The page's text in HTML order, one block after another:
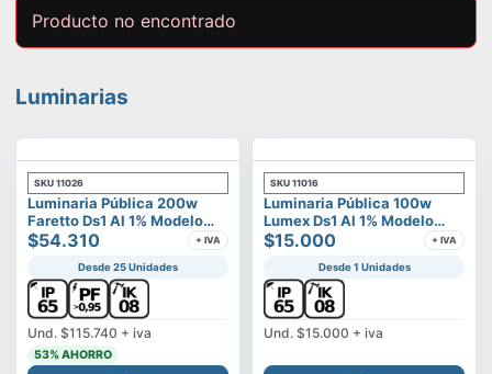
Producto no encontrado
Luminarias
SKU 11026
Luminaria Pública 200w
Faretto Ds1 Al 1% Modelo
Calisto
$54.310 + IVA
Desde 25 Unidades
Und. $115.740 + iva
53% AHORRO
SKU 11016
Luminaria Pública 100w
Lumex Ds1 Al 1% Modelo
Vega
$15.000 + IVA
Desde 1 Unidades
Und. $15.000 + iva